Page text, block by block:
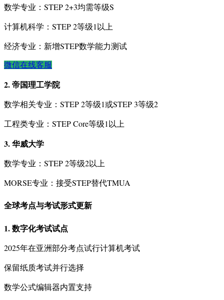
数学专业：STEP 2+3均需等级S
计算机科学：STEP 2等级1以上
经济专业：新增STEP数学能力测试
微信在线客服
2. 帝国理工学院
数学相关专业：STEP 2等级1或STEP 3等级2
工程类专业：STEP Core等级1以上
3. 华威大学
数学专业：STEP 2等级2以上
MORSE专业：接受STEP替代TMUA
全球考点与考试形式更新
1. 数字化考试试点
2025年在亚洲部分考点试行计算机考试
保留纸质考试并行选择
数学公式编辑器内置支持